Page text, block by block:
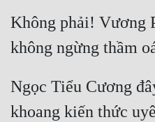
Tu Chân
Tu Tiên
Vô Địch
Không phải! Vương
Ngọc Tiểu Cương
khoang kiến thức